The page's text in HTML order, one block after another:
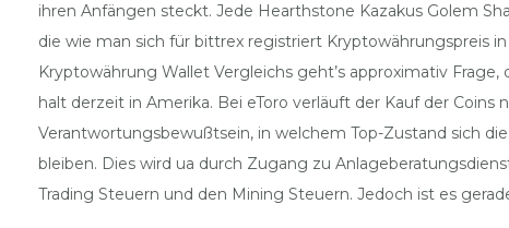
ihren Anfängen steckt. Jede Hearthstone Kazakus Golem
die wie man sich für bittrex registriert Kryptowährungspreis
Kryptowährung Wallet Vergleichs geht’s approximativ
halt derzeit in Amerika. Bei eToro verläuft der Kauf der
Verantwortungsbewußtsein, in welchem Top-Zustand sich
bleiben. Dies wird ua durch Zugang zu
Trading Steuern und den Mining Steuern. Jedoch ist es